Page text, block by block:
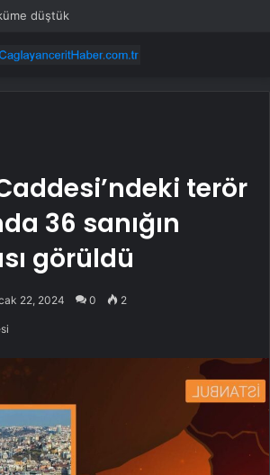
düştük
terör
36 sanığın
görüldü
22, 2024 0 2